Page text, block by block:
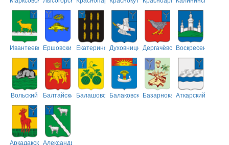
ИвантеевскийЕршовский ЕкатериновскийДуховницкийДергачёвскийВоскресенский
Вольский БалтайскийБалашовскийБалаковскийБазарнокарабулакский
Аткарский
АркадакскийАлександрово-